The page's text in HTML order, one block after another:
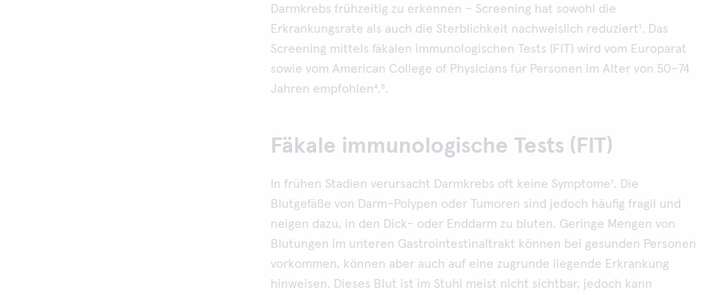
Darmkrebs frühzeitig zu erkennen – Screening hat sowohl die
Erkrankungsrate als auch die Sterblichkeit nachweislich reduziert¹. Das
Screening mittels fäkalen immunologischen Tests (FIT) wird vom Europarat
sowie vom American College of Physicians für Personen im Alter von 50–74
Jahren empfohlen⁴,⁵.
Fäkale immunologische Tests (FIT)
In frühen Stadien verursacht Darmkrebs oft keine Symptome¹. Die
Blutgefäße von Darm-Polypen oder Tumoren sind jedoch häufig fragil und
neigen dazu, in den Dick- oder Enddarm zu bluten. Geringe Mengen von
Blutungen im unteren Gastrointestinaltrakt können bei gesunden Personen
vorkommen, können aber auch auf eine zugrunde liegende Erkrankung
hinweisen. Dieses Blut ist im Stuhl meist nicht sichtbar, jedoch kann